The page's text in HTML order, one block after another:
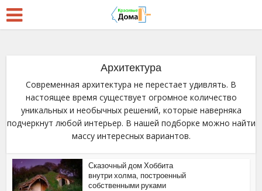
Архитектура
Современная архитектура не перестает удивлять. В
настоящее время существует огромное количество
уникальных и необычных решений, которые наверняка
подчеркнут любой интерьер. В нашей подборке можно найти
массу интересных вариантов.
Сказочный дом Хоббита
внутри холма, построенный
собственными руками